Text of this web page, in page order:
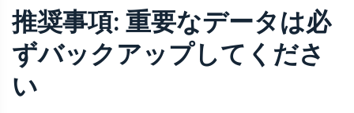
推奨事項: 重要なデータは必
ずバックアップしてくださ
い